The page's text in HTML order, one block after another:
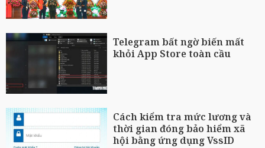
Telegram bất ngờ biến mất
khỏi App Store toàn cầu
Cách kiểm tra mức lương và
thời gian đóng bảo hiểm xã
hội bằng ứng dụng VssID